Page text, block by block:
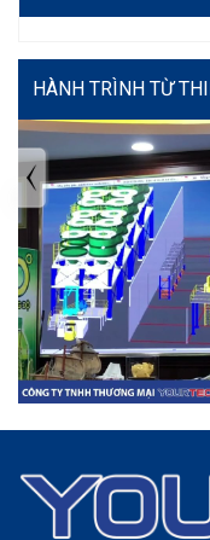
TIN
Tuyển dụng: Nhân